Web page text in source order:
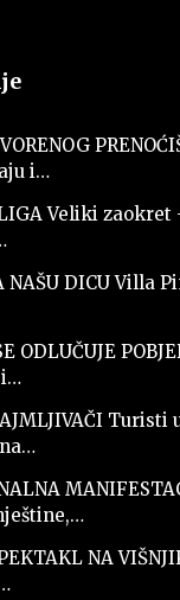
i…
Veliki
NAŠU DICU Villa
ODLUČUJE
i…
NA